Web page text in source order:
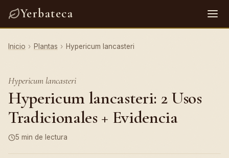
Yerbateca
Inicio › Plantas › Hypericum lancasteri
Hypericum lancasteri
Hypericum lancasteri: 2 Usos
Tradicionales + Evidencia
5 min de lectura